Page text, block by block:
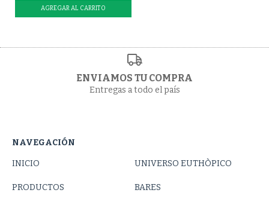
ENVIAMOS TU COMPRA
Entregas a todo el país
NAVEGACIÓN
INICIO UNIVERSO EUTHÒPICO
PRODUCTOS BARES